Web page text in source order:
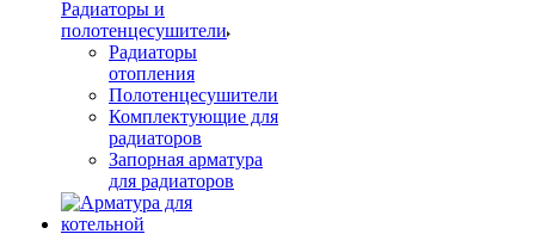
Радиаторы и
полотенцесушители
Радиаторы
отопления
Полотенцесушители
Комплектующие для
радиаторов
Запорная арматура
для радиаторов